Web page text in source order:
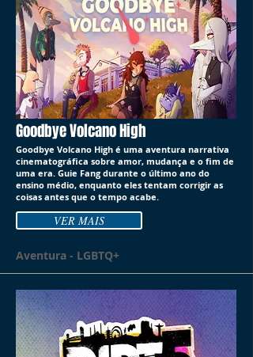
Goodbye Volcano High
Goodbye Volcano High é uma aventura narrativa
cinematográfica sobre amor, mudança e o fim de
uma era. Guie Fang durante o último ano do
ensino médio, enquanto eles tentam corrigir as
coisas antes que o tempo acabe.
VER MAIS
Aventura - LGBTQ+